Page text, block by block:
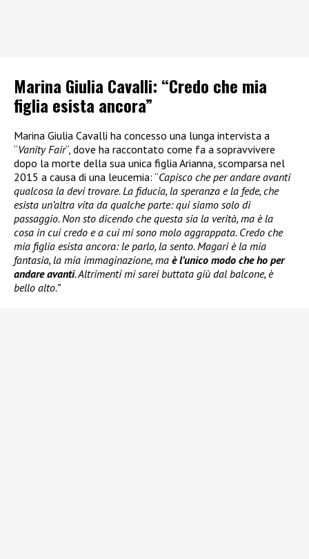
Marina Giulia Cavalli: “Credo che mia
figlia esista ancora”
Marina Giulia Cavalli ha concesso una lunga intervista a
“Vanity Fair“, dove ha raccontato come fa a sopravvivere
dopo la morte della sua unica figlia Arianna, scomparsa nel
2015 a causa di una leucemia: “Capisco che per andare avanti
qualcosa la devi trovare. La fiducia, la speranza e la fede, che
esista un’altra vita da qualche parte: qui siamo solo di
passaggio. Non sto dicendo che questa sia la verità, ma è la
cosa in cui credo e a cui mi sono molo aggrappata. Credo che
mia figlia esista ancora: le parlo, la sento. Magari è la mia
fantasia, la mia immaginazione, ma è l’unico modo che ho per
andare avanti. Altrimenti mi sarei buttata giù dal balcone, è
bello alto.”